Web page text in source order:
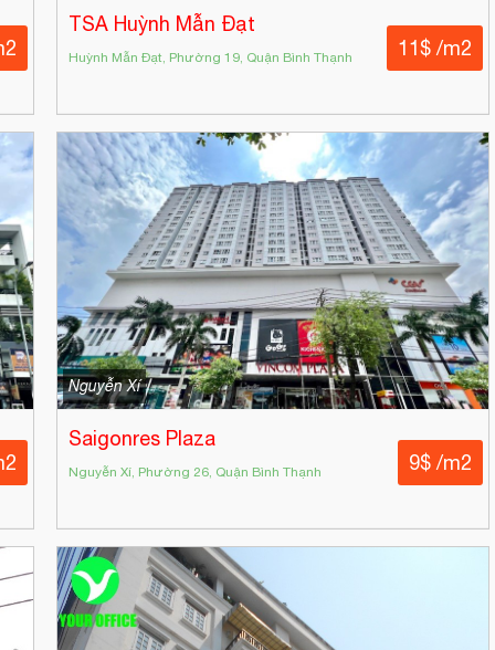
TSA Huỳnh Mẫn Đạt
Huỳnh Mẫn Đạt, Phường 19, Quận Bình Thạnh 11$ /m2
Nguyễn Xí
Saigonres Plaza
Nguyễn Xí, Phường 26, Quận Bình Thạnh 9$ /m2